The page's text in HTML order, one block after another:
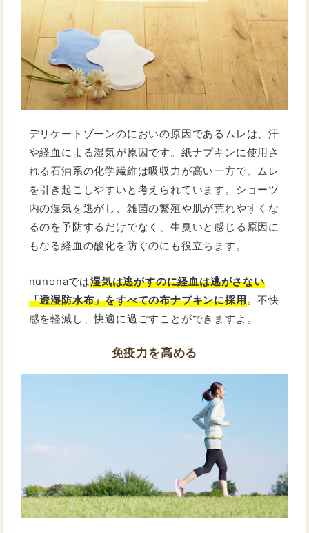
デリケートゾーンのにおいの原因であるムレは、汗
や経血による湿気が原因です。紙ナプキンに使用さ
れる石油系の化学繊維は吸収力が高い一方で、ムレ
を引き起こしやすいと考えられています。ショーツ
内の湿気を逃がし、雑菌の繁殖や肌が荒れやすくな
るのを予防するだけでなく、生臭いと感じる原因に
もなる経血の酸化を防ぐのにも役立ちます。
nunonaでは湿気は逃がすのに経血は逃がさない
「透湿防水布」をすべての布ナプキンに採用。不快
感を軽減し、快適に過ごすことができますよ。
免疫力を高める